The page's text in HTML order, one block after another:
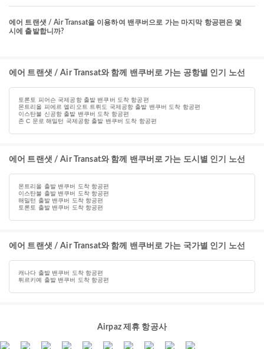
에어 트랜샛 / Air Transat을 이용하여 밴쿠버으로 가는 마지막 항공편은 몇
시에 출발합니까?
에어 트랜샛 / Air Transat와 함께 밴쿠버로 가는 공항별 인기 노선
토론토 피어슨 국제공항 출발 밴쿠버 도착 항공편
몬트리올 피에르 엘리오트 트뤼도 국제공항 출발 밴쿠버 도착 항공편
이스탄불 신공항 출발 밴쿠버 도착 항공편
존 C 문로 해밀턴 국제공항 출발 밴쿠버 도착 항공편
에어 트랜샛 / Air Transat와 함께 밴쿠버로 가는 도시별 인기 노선
몬트리올 출발 밴쿠버 도착 항공편
이스탄불 출발 밴쿠버 도착 항공편
해밀턴 출발 밴쿠버 도착 항공편
토론토 출발 밴쿠버 도착 항공편
에어 트랜샛 / Air Transat와 함께 밴쿠버로 가는 국가별 인기 노선
캐나다 출발 밴쿠버 도착 항공편
튀르키예 출발 밴쿠버 도착 항공편
Airpaz 제휴 항공사